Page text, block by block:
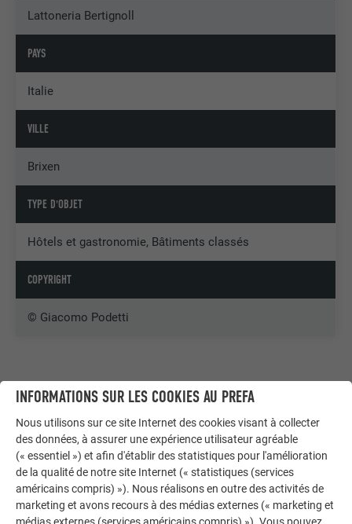
Lattoneria Bertignoll
PAYS
Italie
VILLE
Brixen
TYPE D'OBJET
Hôtels et gastronomie, Bâtiments classés
COPYRIGHT
© Giacomo Podetti
INFORMATIONS SUR LES COOKIES AU PREFA
Nous utilisons sur ce site Internet des cookies visant à collecter
des données, à assurer une expérience utilisateur agréable
(« essentiel ») et afin d'établir des statistiques pour l'amélioration
de la qualité de notre site Internet (« statistiques (services
américains compris) »). Nous réalisons en outre des activités de
marketing et avons recours à des médias externes (« marketing et